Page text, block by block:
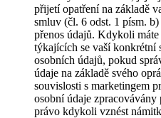
přijetí opatření na základě
smluv (čl. 6 odst. 1 písm.
přenos údajů. Kdykoli
týkajících se vaší konkrétní
osobních údajů, pokud
údaje na základě svého
souvislosti s marketingem
osobní údaje
právo kdykoli vznést